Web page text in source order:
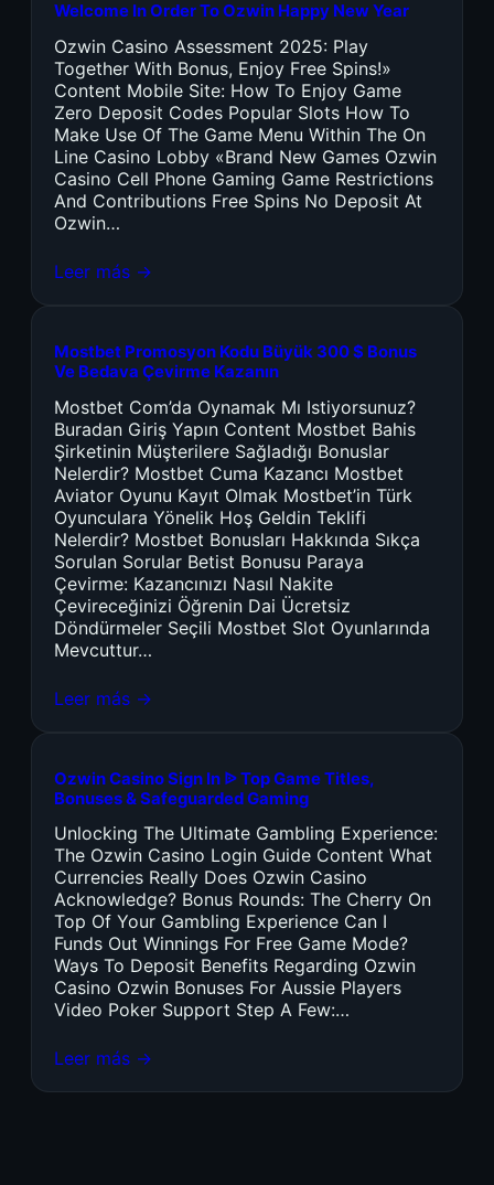
Welcome In Order To Ozwin Happy New Year
Ozwin Casino Assessment 2025: Play
Together With Bonus, Enjoy Free Spins!»
Content Mobile Site: How To Enjoy Game
Zero Deposit Codes Popular Slots How To
Make Use Of The Game Menu Within The On
Line Casino Lobby «Brand New Games Ozwin
Casino Cell Phone Gaming Game Restrictions
And Contributions Free Spins No Deposit At
Ozwin…
Leer más →
Mostbet Promosyon Kodu Büyük 300 $ Bonus
Ve Bedava Çevirme Kazanın
Mostbet Com’da Oynamak Mı Istiyorsunuz?
Buradan Giriş Yapın Content Mostbet Bahis
Şirketinin Müşterilere Sağladığı Bonuslar
Nelerdir? Mostbet Cuma Kazancı Mostbet
Aviator Oyunu Kayıt Olmak Mostbet’in Türk
Oyunculara Yönelik Hoş Geldin Teklifi
Nelerdir? Mostbet Bonusları Hakkında Sıkça
Sorulan Sorular Betist Bonusu Paraya
Çevirme: Kazancınızı Nasıl Nakite
Çevireceğinizi Öğrenin Dai Ücretsiz
Döndürmeler Seçili Mostbet Slot Oyunlarında
Mevcuttur…
Leer más →
Ozwin Casino Sign In ᐉ Top Game Titles,
Bonuses & Safeguarded Gaming
Unlocking The Ultimate Gambling Experience:
The Ozwin Casino Login Guide Content What
Currencies Really Does Ozwin Casino
Acknowledge? Bonus Rounds: The Cherry On
Top Of Your Gambling Experience Can I
Funds Out Winnings For Free Game Mode?
Ways To Deposit Benefits Regarding Ozwin
Casino Ozwin Bonuses For Aussie Players
Video Poker Support Step A Few:…
Leer más →